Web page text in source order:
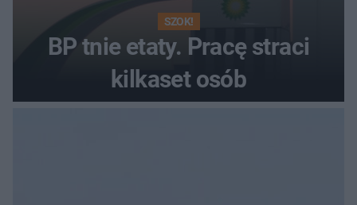
SZOK!
BP tnie etaty. Pracę straci
kilkaset osób